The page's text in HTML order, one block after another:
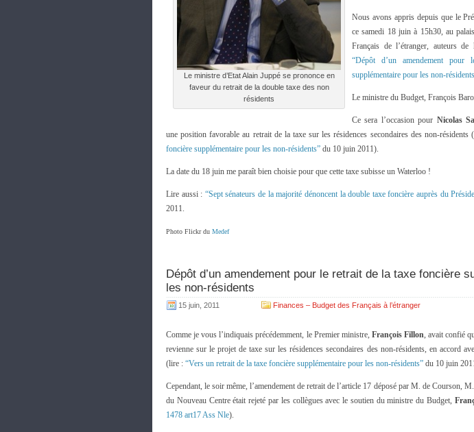
Le ministre d’Etat Alain Juppé se prononce en
faveur du retrait de la double taxe des non
résidents
Nous avons appris depuis que le
ce samedi 18 juin à 15h30, au
Français de l’étranger, auteurs
“Dépôt d’un amendement
supplémentaire pour les non-
Le ministre du Budget, François
Ce sera l’occasion pour Nicolas
une position favorable au retrait de la taxe sur les résidences secondaires des non-
foncière supplémentaire pour les non-résidents” du 10 juin 2011).
La date du 18 juin me paraît bien choisie pour que cette taxe subisse un Waterloo !
Lire aussi : “Sept sénateurs de la majorité dénoncent la double taxe foncière auprès du
2011.
Photo Flickr du Medef
Dépôt d’un amendement pour le retrait de la taxe foncière
les non-résidents
15 juin, 2011 Finances – Budget des Français à l’étranger
Comme je vous l’indiquais précédemment, le Premier ministre, François Fillon, avait confié
revienne sur le projet de taxe sur les résidences secondaires des non-résidents, en accord
(lire : “Vers un retrait de la taxe foncière supplémentaire pour les non-résidents” du 10 juin
Cependant, le soir même, l’amendement de retrait de l’article 17 déposé par M. de Courson,
du Nouveau Centre était rejeté par les collègues avec le soutien du ministre du Budget,
1478 art17 Ass Nle).